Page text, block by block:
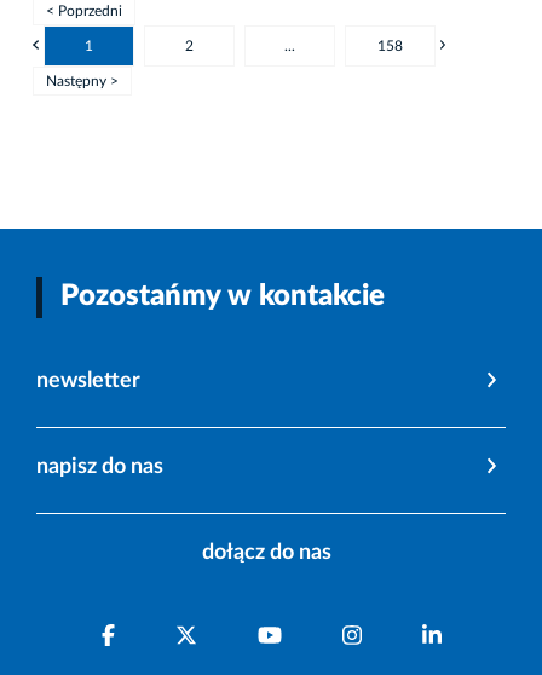
< Poprzedni
1 2 ... 158
Następny >
Pozostańmy w kontakcie
newsletter
napisz do nas
dołącz do nas